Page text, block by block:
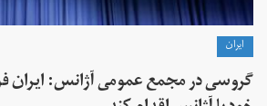
ايران
گروسی در مجمع عمومی آژانس: ایران